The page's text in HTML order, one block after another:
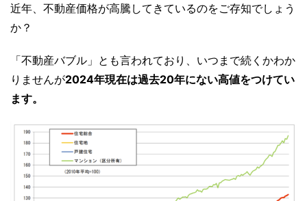
近年、不動産価格が高騰してきているのをご存知でしょう
か？
「不動産バブル」とも言われており、いつまで続くかわか
りませんが2024年現在は過去20年にない高値をつけてい
ます。